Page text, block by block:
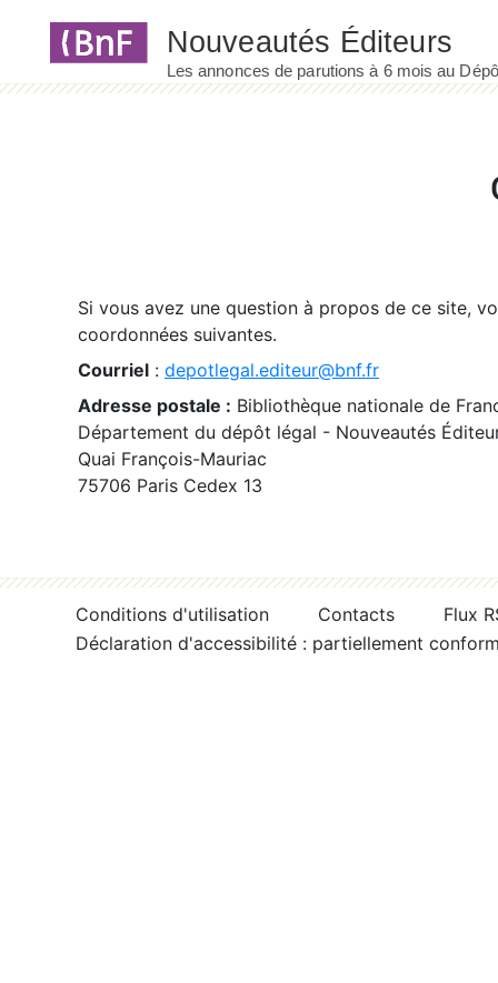
Si vous avez une question à propos de ce site,
coordonnées suivantes.
Courriel : depotlegal.editeur@bnf.fr
Adresse postale : Bibliothèque nationale de
Département du dépôt légal - Nouveautés
Quai François-Mauriac
75706 Paris Cedex 13
Conditions d'utilisation Contacts
Flux
Déclaration d'accessibilité : partiellement